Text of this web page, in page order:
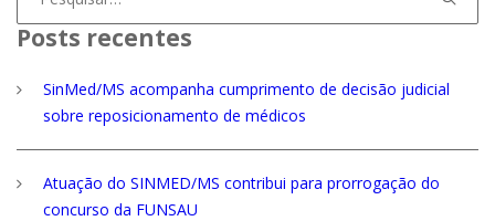
por:
Posts recentes
SinMed/MS acompanha cumprimento de decisão judicial
sobre reposicionamento de médicos
Atuação do SINMED/MS contribui para prorrogação do
concurso da FUNSAU